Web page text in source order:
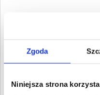
Zgoda
Niniejsza strona